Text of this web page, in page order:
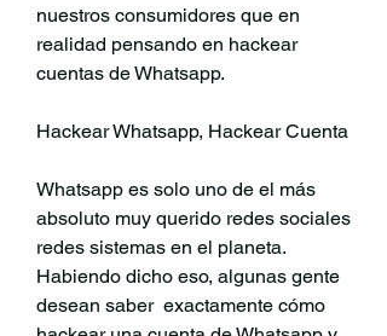
nuestros consumidores que en
realidad pensando en hackear
cuentas de Whatsapp.
Whatsapp es solo uno de el más
absoluto muy querido redes sociales
redes sistemas en el planeta.
Habiendo dicho eso, algunas gente
desean saber  exactamente cómo